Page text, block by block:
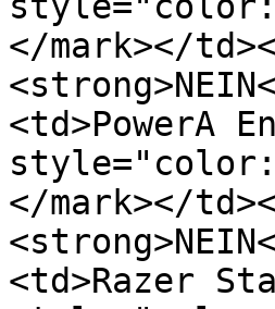
</mark>﻿</
<td>PowerA
</mark>﻿</
<td>Razer